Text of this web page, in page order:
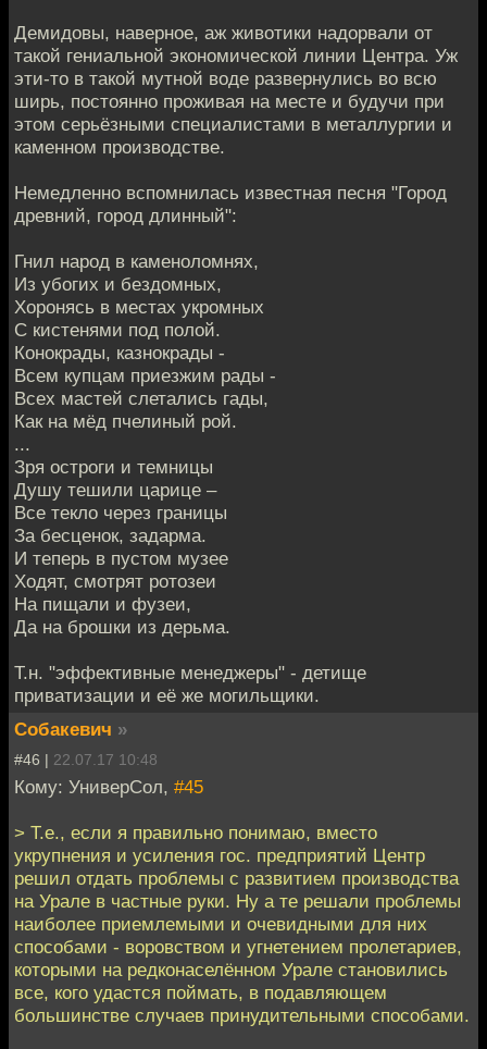
Демидовы, наверное, аж животики надорвали от
такой гениальной экономической линии Центра. Уж
эти-то в такой мутной воде развернулись во всю
ширь, постоянно проживая на месте и будучи при
этом серьёзными специалистами в металлургии и
каменном производстве.
Немедленно вспомнилась известная песня "Город
древний, город длинный":
Гнил народ в каменоломнях,
Из убогих и бездомных,
Хоронясь в местах укромных
С кистенями под полой.
Конокрады, казнокрады -
Всем купцам приезжим рады -
Всех мастей слетались гады,
Как на мёд пчелиный рой.
...
Зря остроги и темницы
Душу тешили царице –
Все текло через границы
За бесценок, задарма.
И теперь в пустом музее
Ходят, смотрят ротозеи
На пищали и фузеи,
Да на брошки из дерьма.
Т.н. "эффективные менеджеры" - детище
приватизации и её же могильщики.
Собакевич »
#46 | 22.07.17 10:48
Кому: УниверСол, #45
> Т.е., если я правильно понимаю, вместо
укрупнения и усиления гос. предприятий Центр
решил отдать проблемы с развитием производства
на Урале в частные руки. Ну а те решали проблемы
наиболее приемлемыми и очевидными для них
способами - воровством и угнетением пролетариев,
которыми на редконаселённом Урале становились
все, кого удастся поймать, в подавляющем
большинстве случаев принудительными способами.